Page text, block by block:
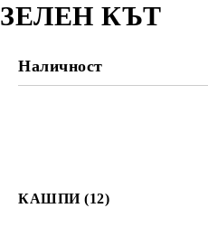
Наличност
ЗЕЛЕН КЪТ
КАШПИ (12)